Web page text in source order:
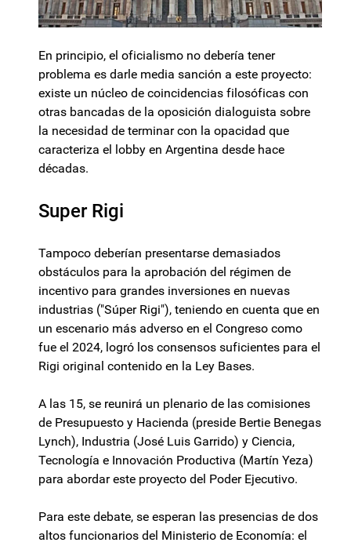
En principio, el oficialismo no debería tener
problema es darle media sanción a este proyecto:
existe un núcleo de coincidencias filosóficas con
otras bancadas de la oposición dialoguista sobre
la necesidad de terminar con la opacidad que
caracteriza el lobby en Argentina desde hace
décadas.
Super Rigi
Tampoco deberían presentarse demasiados
obstáculos para la aprobación del régimen de
incentivo para grandes inversiones en nuevas
industrias ("Súper Rigi"), teniendo en cuenta que en
un escenario más adverso en el Congreso como
fue el 2024, logró los consensos suficientes para el
Rigi original contenido en la Ley Bases.
A las 15, se reunirá un plenario de las comisiones
de Presupuesto y Hacienda (preside Bertie Benegas
Lynch), Industria (José Luis Garrido) y Ciencia,
Tecnología e Innovación Productiva (Martín Yeza)
para abordar este proyecto del Poder Ejecutivo.
Para este debate, se esperan las presencias de dos
altos funcionarios del Ministerio de Economía: el